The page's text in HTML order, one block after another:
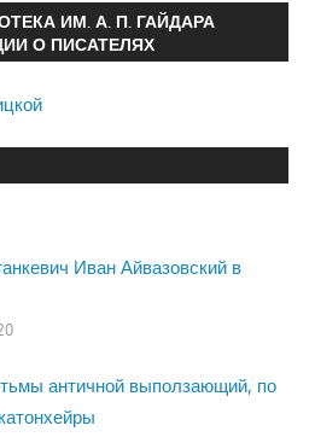
ИМ. А. П. ГАЙДАРА
О ПИСАТЕЛЯХ
Иван Айвазовский в
античной выползающий, по